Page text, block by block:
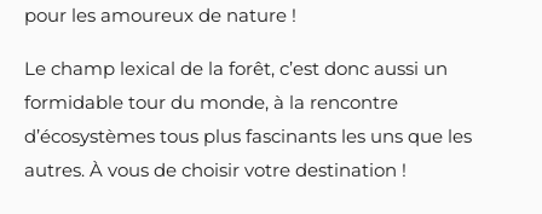
pour les amoureux de nature !
Le champ lexical de la forêt, c’est donc aussi un
formidable tour du monde, à la rencontre
d’écosystèmes tous plus fascinants les uns que les
autres. À vous de choisir votre destination !